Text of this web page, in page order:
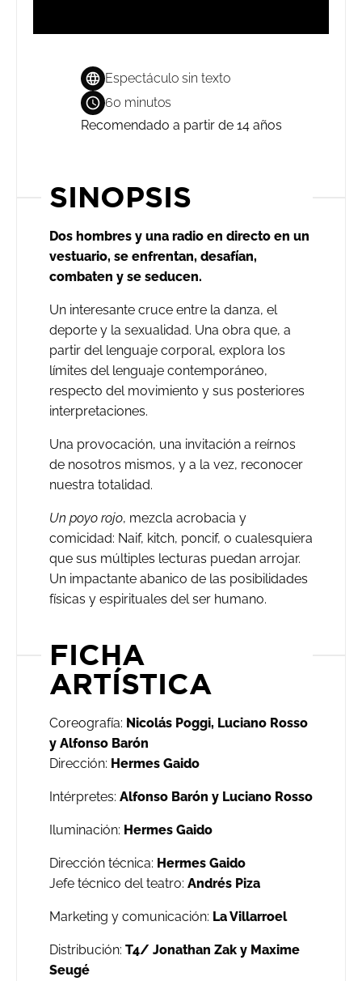
Espectáculo sin texto
60 minutos
Recomendado a partir de 14 años
SINOPSIS
Dos hombres y una radio en directo en un
vestuario, se enfrentan, desafían,
combaten y se seducen.
Un interesante cruce entre la danza, el
deporte y la sexualidad. Una obra que, a
partir del lenguaje corporal, explora los
límites del lenguaje contemporáneo,
respecto del movimiento y sus posteriores
interpretaciones.
Una provocación, una invitación a reírnos
de nosotros mismos, y a la vez, reconocer
nuestra totalidad.
Un poyo rojo, mezcla acrobacia y
comicidad: Naif, kitch, poncif, o cualesquiera
que sus múltiples lecturas puedan arrojar.
Un impactante abanico de las posibilidades
físicas y espirituales del ser humano.
FICHA
ARTÍSTICA
Coreografía: Nicolás Poggi, Luciano Rosso
y Alfonso Barón
Dirección: Hermes Gaido
Intérpretes: Alfonso Barón y Luciano Rosso
Iluminación: Hermes Gaido
Dirección técnica: Hermes Gaido
Jefe técnico del teatro: Andrés Piza
Marketing y comunicación: La Villarroel
Distribución: T4/ Jonathan Zak y Maxime
Seugé